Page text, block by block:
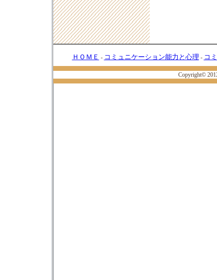
ＨＯＭＥ - コミュニケーション能力と心理 - コ
Copyright©